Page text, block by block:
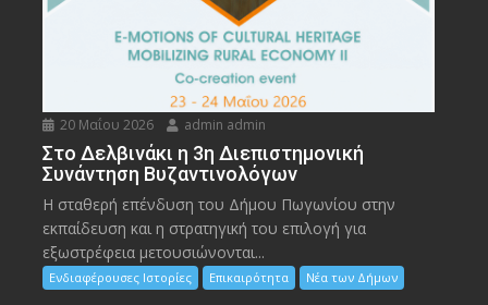
20 Μαΐου 2026 admin admin
Στο Δελβινάκι η 3η Διεπιστημονική
Συνάντηση Βυζαντινολόγων
Η σταθερή επένδυση του Δήμου Πωγωνίου στην
εκπαίδευση και η στρατηγική του επιλογή για
εξωστρέφεια μετουσιώνονται...
Ενδιαφέρουσες Ιστορίες Επικαιρότητα Νέα των Δήμων